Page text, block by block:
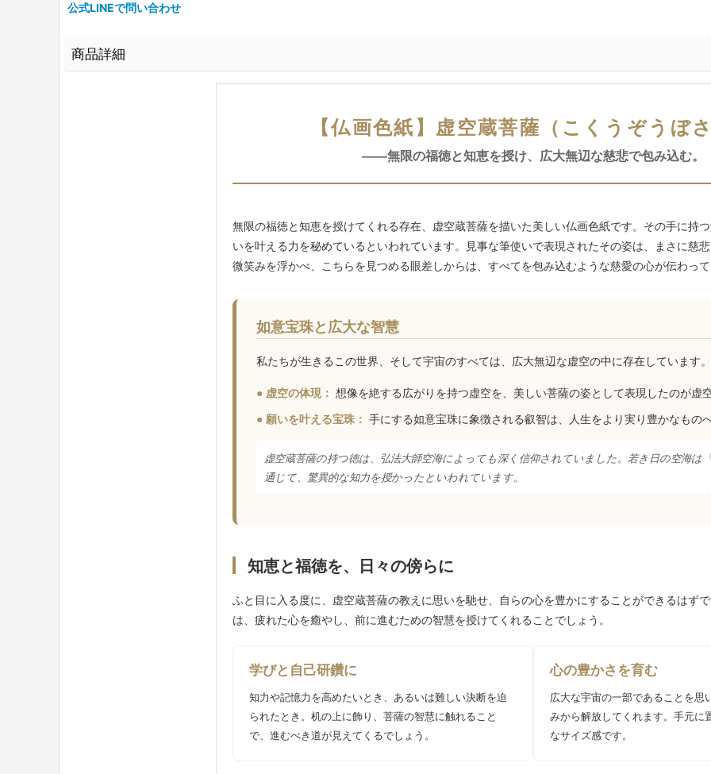
公式LINEで問い合わせ
商品詳細
【仏画色紙】虚空蔵菩薩（こくうぞうぼ
――無限の福徳と知恵を授け、広大無辺な慈悲で包み込む。
無限の福徳と知恵を授けてくれる存在、虚空蔵菩薩を描いた美しい仏画色紙です。その手に持
いを叶える力を秘めているといわれています。見事な筆使いで表現されたその姿は、まさに慈
微笑みを浮かべ、こちらを見つめる眼差しからは、すべてを包み込むような慈愛の心が伝わっ
如意宝珠と広大な智慧
私たちが生きるこの世界、そして宇宙のすべては、広大無辺な虚空の中に存在しています。
● 虚空の体現： 想像を絶する広がりを持つ虚空を、美しい菩薩の姿として表現したのが虚
● 願いを叶える宝珠： 手にする如意宝珠に象徴される叡智は、人生をより実り豊かなもの
虚空蔵菩薩の持つ徳は、弘法大師空海によっても深く信仰されていました。若き日の空海は
通じて、驚異的な知力を授かったといわれています。
知恵と福徳を、日々の傍らに
ふと目に入る度に、虚空蔵菩薩の教えに思いを馳せ、自らの心を豊かにすることができるはず
は、疲れた心を癒やし、前に進むための智慧を授けてくれることでしょう。
学びと自己研鑽に
知力や記憶力を高めたいとき、あるいは難しい決断を迫
られたとき。机の上に飾り、菩薩の智慧に触れること
で、進むべき道が見えてくるでしょう。
心の豊かさを育む
広大な宇宙の一部であることを思
みから解放してくれます。手元に
なサイズ感です。